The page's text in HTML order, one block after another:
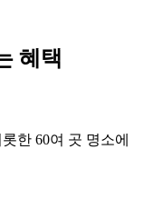
혜택
한 60여 곳 명소에